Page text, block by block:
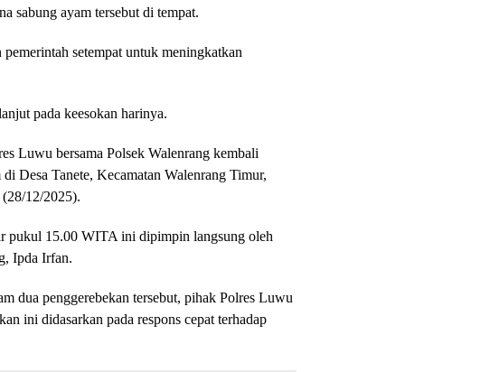
sabung ayam tersebut di tempat.
setempat untuk meningkatkan
pada keesokan harinya.
Luwu bersama Polsek Walenrang kembali
Desa Tanete, Kecamatan Walenrang Timur,
12/2025).
pukul 15.00 WITA ini dipimpin langsung oleh
Ipda Irfan.
dua penggerebekan tersebut, pihak Polres Luwu
ini didasarkan pada respons cepat terhadap